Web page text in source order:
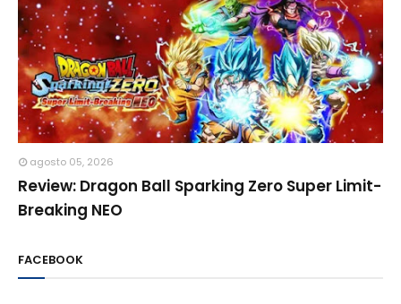
agosto 05, 2026
Review: Dragon Ball Sparking Zero Super Limit-
Breaking NEO
FACEBOOK